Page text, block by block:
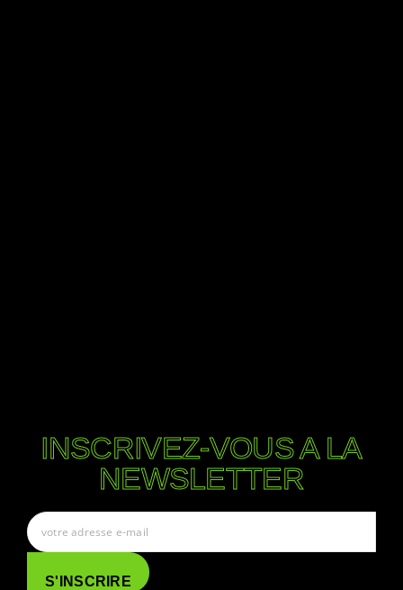
INSCRIVEZ-VOUS A LA
NEWSLETTER
S'INSCRIRE